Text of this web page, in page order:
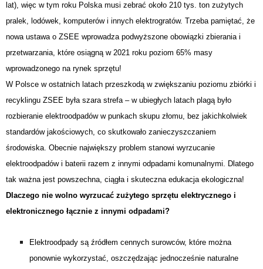
lat), więc w tym roku Polska musi zebrać około 210 tys. ton zużytych
pralek, lodówek, komputerów i innych elektrogratów. Trzeba pamiętać, że
nowa ustawa o ZSEE wprowadza podwyższone obowiązki zbierania i
przetwarzania, które osiągną w 2021 roku poziom 65% masy
wprowadzonego na rynek sprzętu!
W Polsce w ostatnich latach przeszkodą w zwiększaniu poziomu zbiórki i
recyklingu ZSEE była szara strefa – w ubiegłych latach plagą było
rozbieranie elektroodpadów w punkach skupu złomu, bez jakichkolwiek
standardów jakościowych, co skutkowało zanieczyszczaniem
środowiska. Obecnie największy problem stanowi wyrzucanie
elektroodpadów i baterii razem z innymi odpadami komunalnymi. Dlatego
tak ważna jest powszechna, ciągła i skuteczna edukacja ekologiczna!
Dlaczego nie wolno wyrzucać zużytego sprzętu elektrycznego i
elektronicznego łącznie z innymi odpadami?
Elektroodpady są źródłem cennych surowców, które można
ponownie wykorzystać, oszczędzając jednocześnie naturalne